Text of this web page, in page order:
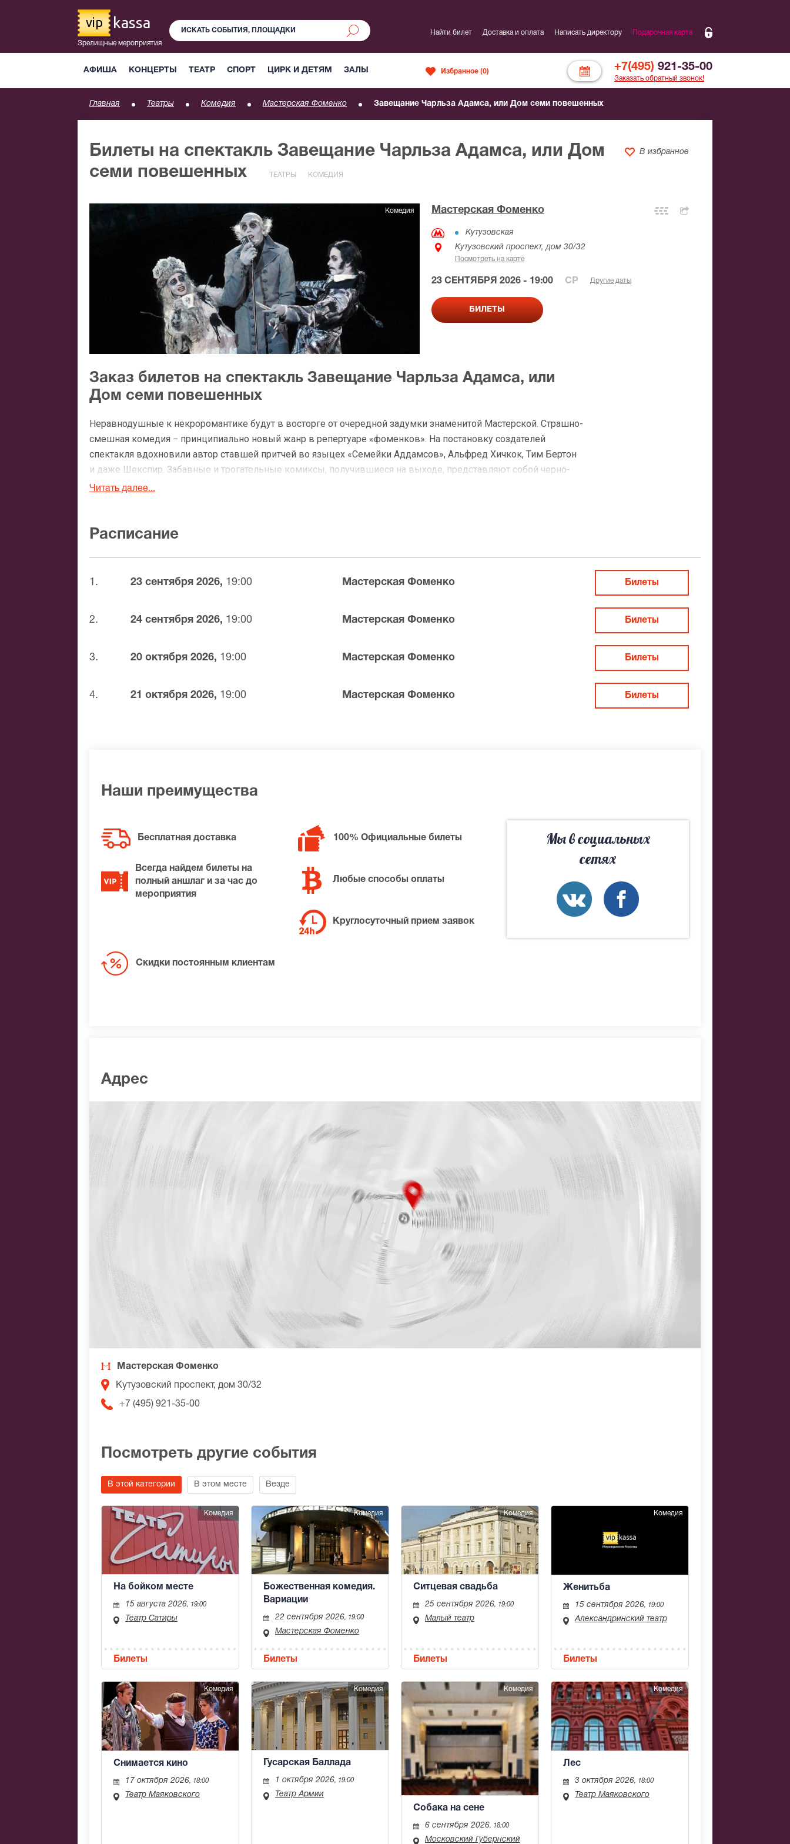
vip kassa
Зрелищные мероприятия
АФИША КОНЦЕРТЫ ТЕАТР СПОРТ ЦИРК И ДЕТЯМ ЗАЛЫ
Найти билет Доставка и оплата Написать директору Подарочная карта
+7(495) 921-35-00
Заказать обратный звонок!
Избранное (0)
Главная Театры Комедия Мастерская Фоменко Завещание Чарльза Адамса, или Дом семи повешенных
Билеты на спектакль Завещание Чарльза Адамса, или Дом
семи повешенных
ТЕАТРЫ КОМЕДИЯ
В избранное
Комедия Мастерская Фоменко
Кутузовская
Кутузовский проспект, дом 30/32
Посмотреть на карте
23 СЕНТЯБРЯ 2026 - 19:00 СР Другие даты
БИЛЕТЫ
Заказ билетов на спектакль Завещание Чарльза Адамса, или
Дом семи повешенных
Неравнодушные к некроромантике будут в восторге от очередной задумки знаменитой Мастерской. Страшно-
смешная комедия − принципиально новый жанр в репертуаре «фоменков». На постановку создателей
спектакля вдохновили автор ставшей притчей во языцех «Семейки Аддамсов», Альфред Хичкок, Тим Бертон
и даже Шекспир. Забавные и трогательные комиксы, получившиеся на выходе, представляют собой черно-
белое кино, где ведутся диалоги на такие же черно-белые темы. Вы можете уже сегодня купить билеты на
наличными курьеру;
банковской картой;
палитра визуальных трюков, где собраны атрибуты загробных повествований. Здесь и призраки, и памятники,
Читать далее...
Расписание
1. 23 сентября 2026, 19:00 Мастерская Фоменко Билеты
2. 24 сентября 2026, 19:00 Мастерская Фоменко Билеты
3. 20 октября 2026, 19:00 Мастерская Фоменко Билеты
4. 21 октября 2026, 19:00 Мастерская Фоменко Билеты
Наши преимущества
Бесплатная доставка 100% Официальные билеты
Всегда найдем билеты на
полный аншлаг и за час до
мероприятия
Любые способы оплаты
Круглосуточный прием заявок
Скидки постоянным клиентам
Мы в социальных
сетях
Адрес
Мастерская Фоменко
Кутузовский проспект, дом 30/32
+7 (495) 921-35-00
Посмотреть другие события
В этой категории В этом месте Везде
Комедия
На бойком месте
15 августа 2026, 19:00
Театр Сатиры
Билеты
Комедия
Божественная комедия.
Вариации
22 сентября 2026, 19:00
Мастерская Фоменко
Билеты
Комедия
Ситцевая свадьба
25 сентября 2026, 19:00
Малый театр
Билеты
Комедия
Женитьба
15 сентября 2026, 19:00
Александринский театр
Билеты
Комедия
Снимается кино
17 октября 2026, 18:00
Театр Маяковского
Комедия
Гусарская Баллада
1 октября 2026, 19:00
Театр Армии
Комедия
Собака на сене
6 сентября 2026, 18:00
Московский Губернский
Комедия
Лес
3 октября 2026, 18:00
Театр Маяковского